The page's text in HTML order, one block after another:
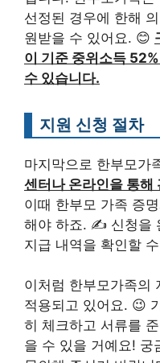
선정된 경우에 한해
원받을 수 있어요. 😊
이 기준 중위소득
수 있습니다.
지원 신청 절차
마지막으로 한부모가
센터나 온라인을 통해
이때 한부모 가족 증
해야 하죠. ✍️ 신청을
지급 내역을 확인할
이처럼 한부모가족의
적용되고 있어요. 😉
히 체크하고 서류를
을 수 있을 거예요! 궁